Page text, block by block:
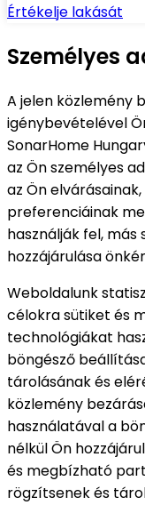
Értékelje lakását
Személyes
A jelen közlemény
igénybevételével
SonarHome
az Ön személyes
az Ön
preferenciáinak
használják fel, más
hozzájárulása
Weboldalunk
célokra sütiket és
technológiákat
böngésző
tárolásának és
közlemény
használatával a
nélkül Ön
és megbízható
rögzítsenek és